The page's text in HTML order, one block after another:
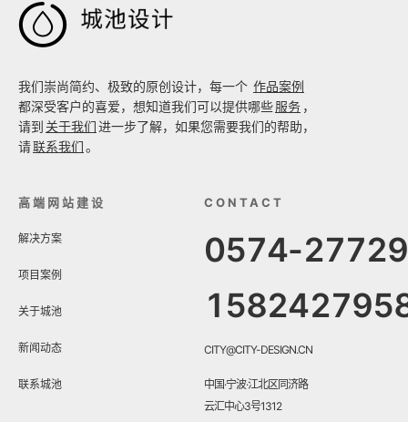

我们崇尚简约、极致的原创设计，每一个 作品案例
都深受客户的喜爱，想知道我们可以提供哪些服务 ，
请到 关于我们进一步了解，如果您需要我们的帮助，
请联系我们。
高端网站建设
解决方案
项目案例
关于城池
新闻动态
联系城池
CONTACT
0574-
CITY@CITY-DESIGN.CN
中国·宁波·江北区同济路
云汇中心3号1312